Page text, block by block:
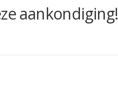
aankondiging!